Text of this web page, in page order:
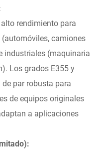
rendimiento para
camiones
industriales (maquinaria
Los grados E355 y
par robusta para
de equipos originales
a aplicaciones